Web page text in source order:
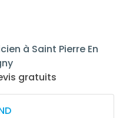
à Saint Pierre En
gratuits